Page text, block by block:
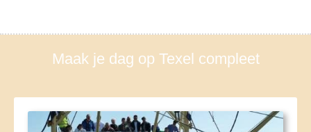
Maak je dag op Texel compleet